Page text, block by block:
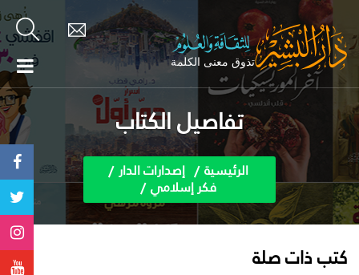
تفاصيل الكتاب
الرئيسية إصدارات الدار
فكر إسلامي
كتب ذات صلة